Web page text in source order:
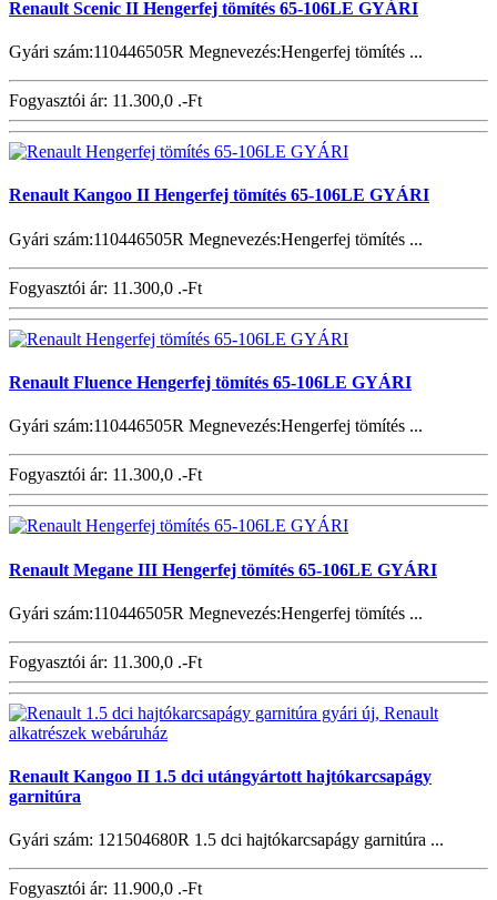
Renault Scenic II Hengerfej tömítés 65-106LE GYÁRI
Gyári szám:110446505R Megnevezés:Hengerfej tömítés ...
Fogyasztói ár: 11.300,0 .-Ft
Renault Kangoo II Hengerfej tömítés 65-106LE GYÁRI
Gyári szám:110446505R Megnevezés:Hengerfej tömítés ...
Fogyasztói ár: 11.300,0 .-Ft
Renault Fluence Hengerfej tömítés 65-106LE GYÁRI
Gyári szám:110446505R Megnevezés:Hengerfej tömítés ...
Fogyasztói ár: 11.300,0 .-Ft
Renault Megane III Hengerfej tömítés 65-106LE GYÁRI
Gyári szám:110446505R Megnevezés:Hengerfej tömítés ...
Fogyasztói ár: 11.300,0 .-Ft
Renault Kangoo II 1.5 dci utángyártott hajtókarcsapágy
garnitúra
Gyári szám: 121504680R 1.5 dci hajtókarcsapágy garnitúra ...
Fogyasztói ár: 11.900,0 .-Ft